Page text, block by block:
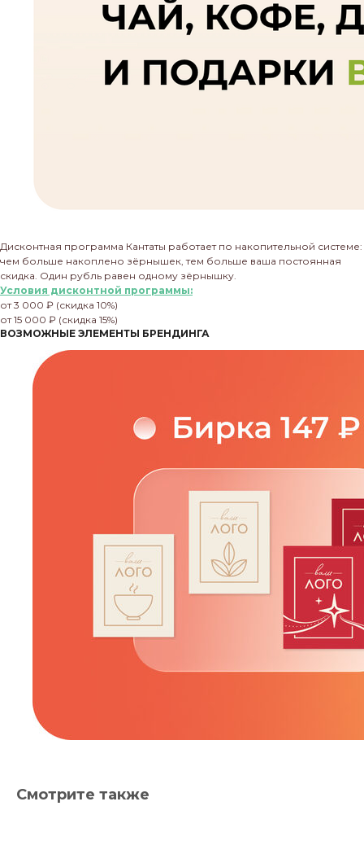
Дисконтная программа Кантаты работает по накопительной системе:
чем больше накоплено зёрнышек, тем больше ваша постоянная
скидка. Один рубль равен одному зёрнышку.
Условия дисконтной программы:
от 3 000 ₽ (скидка 10%)
от 15 000 ₽ (скидка 15%)
ВОЗМОЖНЫЕ ЭЛЕМЕНТЫ БРЕНДИНГА
Смотрите также